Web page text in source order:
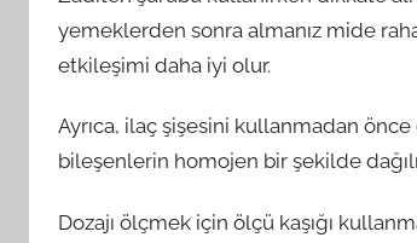
yemeklerden sonra almanız mide
etkileşimi daha iyi olur.
Ayrıca, ilaç şişesini kullanmadan önce
bileşenlerin homojen bir şekilde
Dozajı ölçmek için ölçü kaşığı